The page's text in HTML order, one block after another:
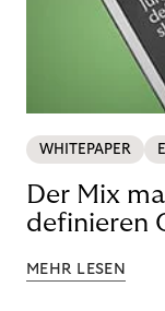
WHITEPAPER
Der Mix
definieren
MEHR LESEN